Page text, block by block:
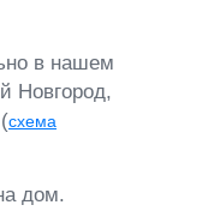
в нашем
Новгород,
схема
дом.